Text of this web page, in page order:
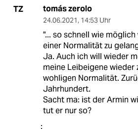
TZ tomás zerolo
24.06.2021, 14:53 Uhr
"... so schnell wie möglich
einer Normalität zu
Ja. Auch ich will wieder
meine Leibeigene wieder
wohligen Normalität.
Jahrhundert.
Sacht ma: ist der Armin
tut er nur so?